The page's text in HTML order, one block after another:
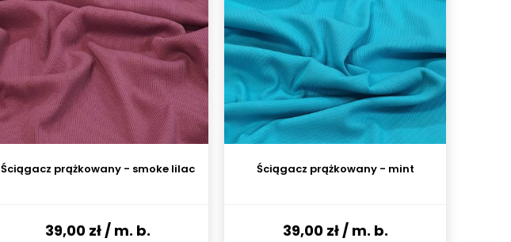
Ściągacz prążkowany - smoke lilac
39,00 zł/ m. b.
Ściągacz prążkowany - mint
39,00 zł/ m. b.